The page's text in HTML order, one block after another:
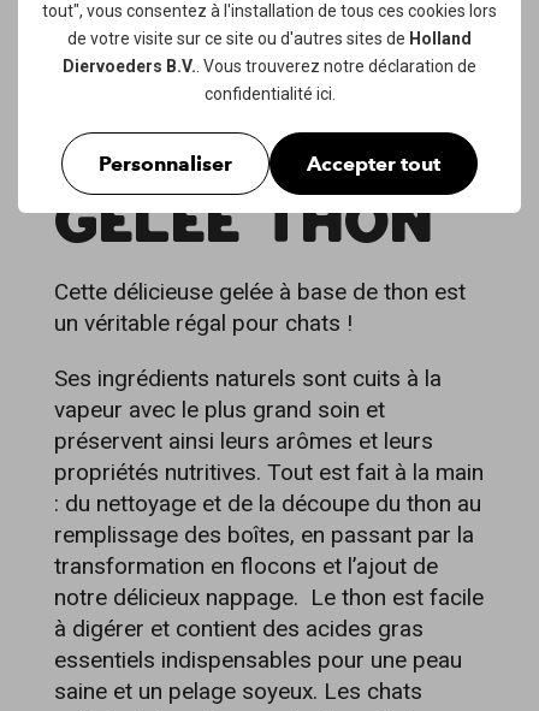
tout", vous consentez à l'installation de tous ces cookies lors
de votre visite sur ce site ou d'autres sites de Holland
Diervoeders B.V. . Vous trouverez notre déclaration de
confidentialité ici.
Personnaliser Accepter tout
GELÉE THON
Cette délicieuse gelée à base de thon est
un véritable régal pour chats !
Ses ingrédients naturels sont cuits à la
vapeur avec le plus grand soin et
préservent ainsi leurs arômes et leurs
propriétés nutritives. Tout est fait à la main
: du nettoyage et de la découpe du thon au
remplissage des boîtes, en passant par la
transformation en flocons et l’ajout de
notre délicieux nappage. Le thon est facile
à digérer et contient des acides gras
essentiels indispensables pour une peau
saine et un pelage soyeux. Les chats